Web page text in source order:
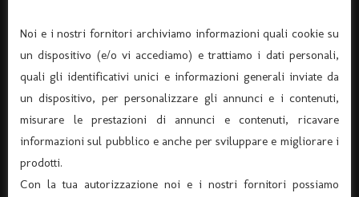
ASSOCIAZIONE “TEATRO DANTE” APS
Noi e i nostri fornitori archiviamo informazioni quali cookie su
un dispositivo (e/o vi accediamo) e trattiamo i dati personali,
quali gli identificativi unici e informazioni generali inviate da
un dispositivo, per personalizzare gli annunci e i contenuti,
misurare le prestazioni di annunci e contenuti, ricavare
informazioni sul pubblico e anche per sviluppare e migliorare i
prodotti.
Con la tua autorizzazione noi e i nostri fornitori possiamo